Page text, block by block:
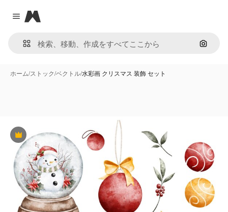
Close menu
Magnific
画像で
ホーム/ストック/ベクトル/水彩画 クリスマス 装飾 セット
Premium